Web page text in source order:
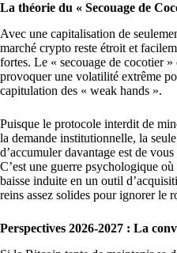
La théorie du « Secouage de
Avec une capitalisation de
marché crypto reste étroit et
fortes. Le « secouage de cocotier »
provoquer une volatilité extrême
capitulation des « weak hands ».
Puisque le protocole interdit de
la demande institutionnelle, la
d’accumuler davantage est de
C’est une guerre psychologique
baisse induite en un outil
reins assez solides pour ignorer le
Perspectives 2026-2027 : La